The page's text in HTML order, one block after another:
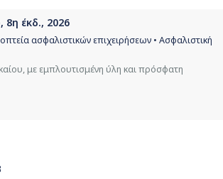
8η έκδ., 2026
ασφαλιστικών επιχειρήσεων • Ασφαλιστική
με εμπλουτισμένη ύλη και πρόσφατη